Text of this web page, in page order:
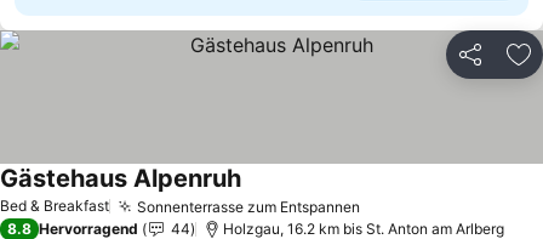
Teilen
Bed & Breakfast Sonnenterrasse zum Entspannen
Gästehaus Alpenruh
8.8 Hervorragend 44 Holzgau, 16.2 km bis St. Anton am Arlberg